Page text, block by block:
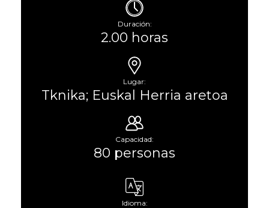
Duración:
2.00 horas
Lugar:
Tknika; Euskal Herria aretoa
Capacidad:
80 personas
Idioma: